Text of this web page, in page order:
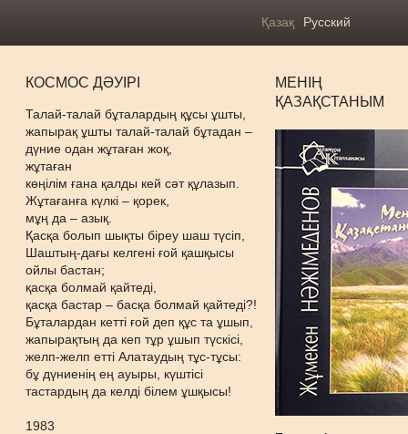
Қазақ Русский
КОСМОС ДӘУІРІ
Талай-талай бұталардың құсы ұшты,
жапырақ ұшты талай-талай бұтадан –
дүние одан жұтаған жоқ,
жұтаған
көңілім ғана қалды кей сәт құлазып.
Жұтағанға күлкі – қорек,
мұң да – азық.
Қасқа болып шықты біреу шаш түсіп,
Шаштың-дағы келгені ғой қашқысы
ойлы бастан;
қасқа болмай қайтеді,
қасқа бастар – басқа болмай қайтеді?!
Бұталардан кетті ғой деп құс та ұшып,
жапырақтың да кеп тұр ұшып түскісі,
желп-желп етті Алатаудың тұс-тұсы:
бұ дүниенің ең ауыры, күштісі
тастардың да келді білем ұшқысы!
1983
МЕНІҢ
ҚАЗАҚСТАНЫМ